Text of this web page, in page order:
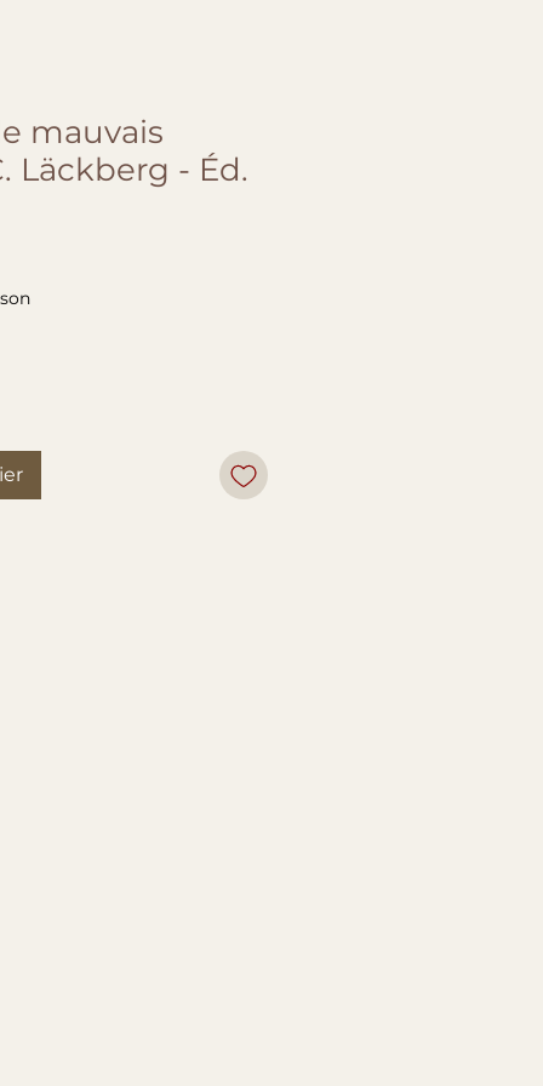
mauvais
Läckberg - Éd.